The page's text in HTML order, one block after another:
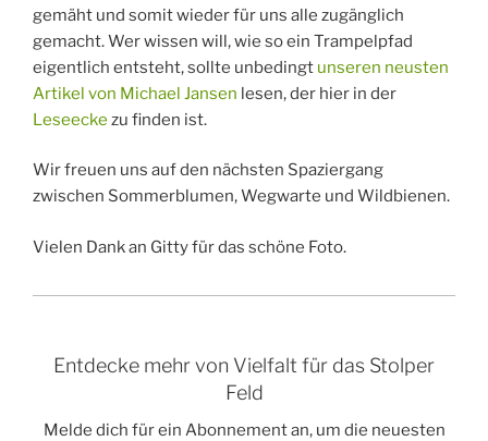
gemäht und somit wieder für uns alle zugänglich
gemacht. Wer wissen will, wie so ein Trampelpfad
eigentlich entsteht, sollte unbedingt unseren neusten
Artikel von Michael Jansen lesen, der hier in der
Leseecke zu finden ist.
Wir freuen uns auf den nächsten Spaziergang
zwischen Sommerblumen, Wegwarte und Wildbienen.
Vielen Dank an Gitty für das schöne Foto.
Entdecke mehr von Vielfalt für das Stolper
Feld
Melde dich für ein Abonnement an, um die neuesten